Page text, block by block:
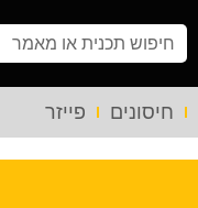
חיסונים פייזר